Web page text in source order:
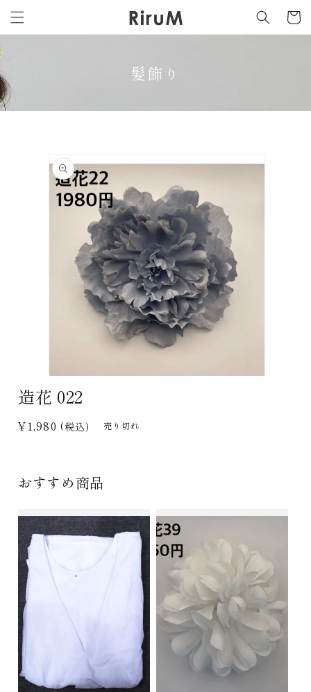
ンツに
進む
ー
ト
髪飾り
報にス
キップ
モ
ー
ダ
で
ア
(1)
く
造花 022
通
格
¥1,980(税込) 売り切れ
おすすめ商品